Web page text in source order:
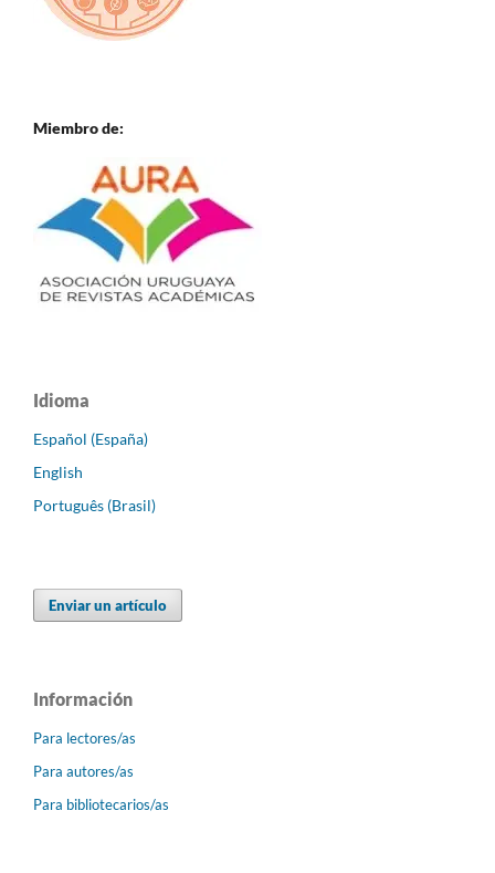
Miembro de:
Idioma
Español (España)
English
Português (Brasil)
Enviar un artículo
Información
Para lectores/as
Para autores/as
Para bibliotecarios/as